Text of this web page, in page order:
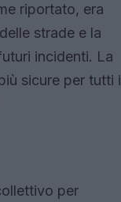
riportato, era
strade e la
incidenti. La
sicure per tutti i
per